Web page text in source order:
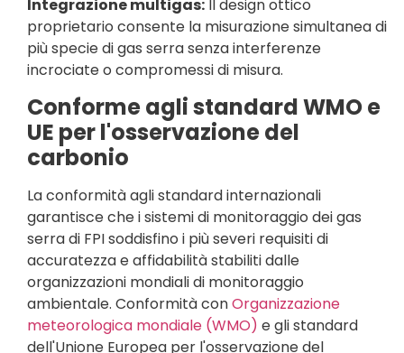
Integrazione multigas: Il design ottico
proprietario consente la misurazione simultanea di
più specie di gas serra senza interferenze
incrociate o compromessi di misura.
Conforme agli standard WMO e
UE per l'osservazione del
carbonio
La conformità agli standard internazionali
garantisce che i sistemi di monitoraggio dei gas
serra di FPI soddisfino i più severi requisiti di
accuratezza e affidabilità stabiliti dalle
organizzazioni mondiali di monitoraggio
ambientale. Conformità conOrganizzazione
meteorologica mondiale (WMO) e gli standard
dell'Unione Europea per l'osservazione del